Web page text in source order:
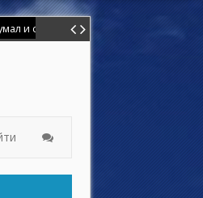
сделал глупость. Я баловался
надо мной власть и я отошёл